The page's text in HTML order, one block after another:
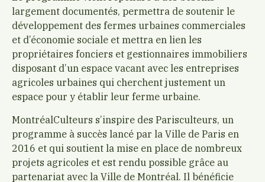
largement documentés, permettra de soutenir le
développement des fermes urbaines commerciales
et d’économie sociale et mettra en lien les
propriétaires fonciers et gestionnaires immobiliers
disposant d’un espace vacant avec les entreprises
agricoles urbaines qui cherchent justement un
espace pour y établir leur ferme urbaine.
MontréalCulteurs s’inspire des Parisculteurs, un
programme à succès lancé par la Ville de Paris en
2016 et qui soutient la mise en place de nombreux
projets agricoles et est rendu possible grâce au
partenariat avec la Ville de Montréal. Il bénéficie